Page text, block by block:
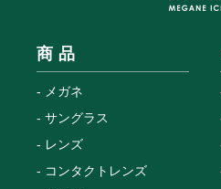
商 品
メガネ
サングラス
レンズ
コンタクトレンズ